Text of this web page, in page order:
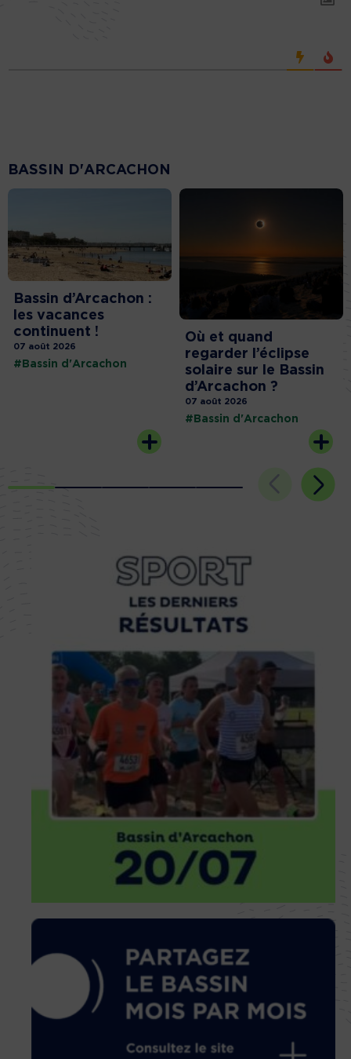
BASSIN D'ARCACHON
Bassin d’Arcachon :
les vacances
continuent !
07 août 2026
#Bassin d'Arcachon
Où et quand
regarder l’éclipse
solaire sur le Bassin
d’Arcachon ?
07 août 2026
#Bassin d'Arcachon